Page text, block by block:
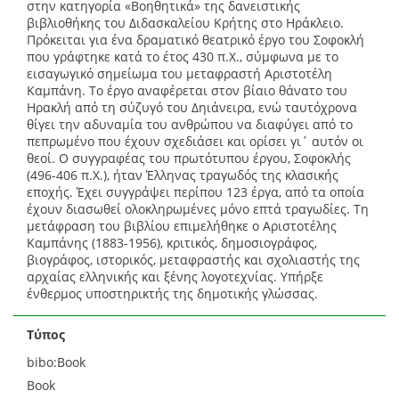
στην κατηγορία «Βοηθητικά» της δανειστικής
βιβλιοθήκης του Διδασκαλείου Κρήτης στο Ηράκλειο.
Πρόκειται για ένα δραματικό θεατρικό έργο του Σοφοκλή
που γράφτηκε κατά το έτος 430 π.Χ., σύμφωνα με το
εισαγωγικό σημείωμα του μεταφραστή Αριστοτέλη
Καμπάνη. Το έργο αναφέρεται στον βίαιο θάνατο του
Ηρακλή από τη σύζυγό του Δηιάνειρα, ενώ ταυτόχρονα
θίγει την αδυναμία του ανθρώπου να διαφύγει από το
πεπρωμένο που έχουν σχεδιάσει και ορίσει γι΄ αυτόν οι
θεοί. Ο συγγραφέας του πρωτότυπου έργου, Σοφοκλής
(496-406 π.Χ.), ήταν Έλληνας τραγωδός της κλασικής
εποχής. Έχει συγγράψει περίπου 123 έργα, από τα οποία
έχουν διασωθεί ολοκληρωμένες μόνο επτά τραγωδίες. Τη
μετάφραση του βιβλίου επιμελήθηκε ο Αριστοτέλης
Καμπάνης (1883-1956), κριτικός, δημοσιογράφος,
βιογράφος, ιστορικός, μεταφραστής και σχολιαστής της
αρχαίας ελληνικής και ξένης λογοτεχνίας. Υπήρξε
ένθερμος υποστηρικτής της δημοτικής γλώσσας.
Τύπος
bibo:Book
Book